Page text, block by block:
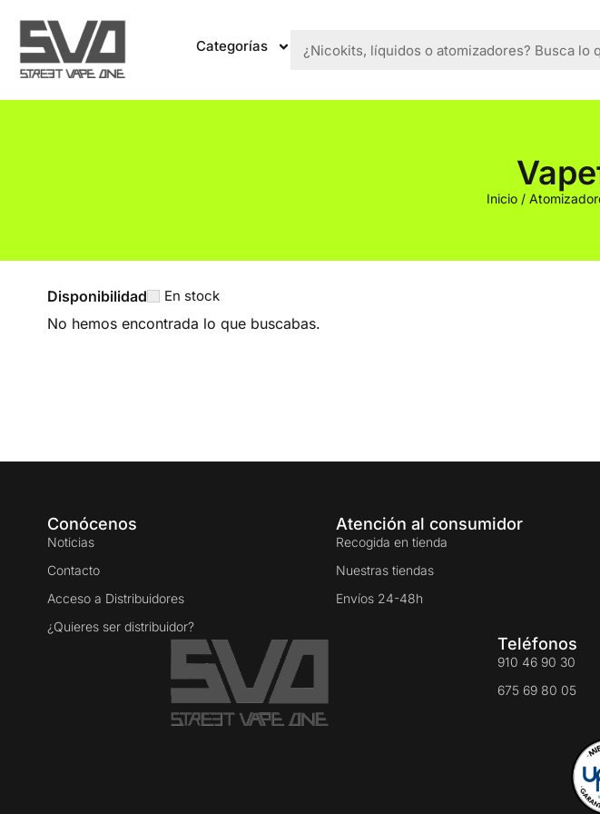
Categorías
Inicio/
Disponibilidad En stock
No hemos encontrada lo que buscabas.
Conócenos
Noticias
Contacto
Acceso a Distribuidores
¿Quieres ser distribuidor?
Atención al consumidor
Recogida en tienda
Nuestras tiendas
Envíos 24-48h
Teléfonos
910 46 90 30
675 69 80 05